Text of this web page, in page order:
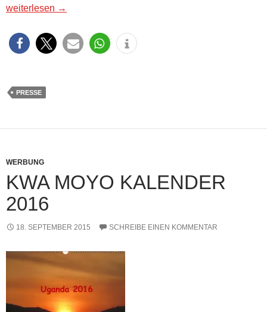
Bonner General-Anzeiger vom 23.11.2015
weiterlesen →
PRESSE
WERBUNG
KWA MOYO KALENDER
2016
18. SEPTEMBER 2015 SCHREIBE EINEN KOMMENTAR